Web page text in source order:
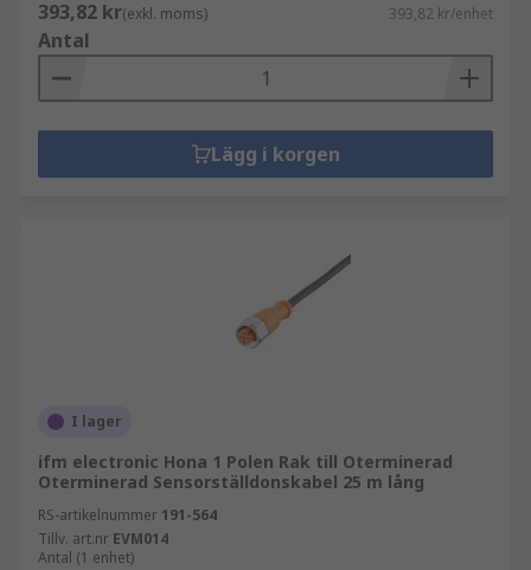
393,82 kr(exkl. moms) 393,82 kr/enhet
Antal
Lägg i korgen
I lager
ifm electronic Hona 1 Polen Rak till Oterminerad
Oterminerad Sensorställdonskabel 25 m lång
RS-artikelnummer 191-564
Tillv. art.nr EVM014
Antal (1 enhet)